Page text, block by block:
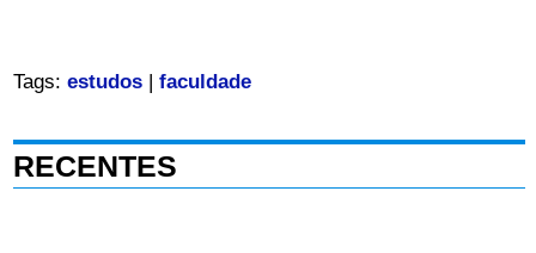
Tags: estudos| faculdade
RECENTES